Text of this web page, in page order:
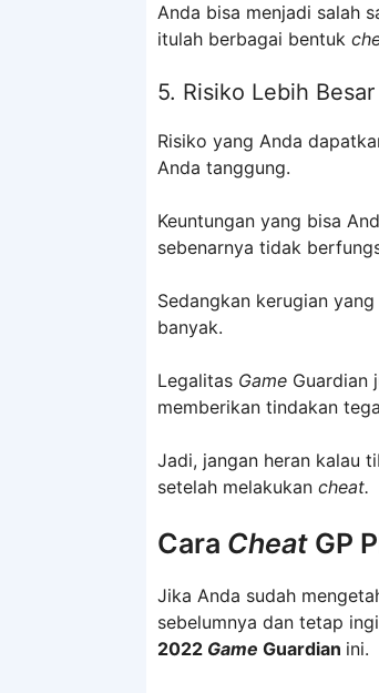
Anda bisa menjadi salah
itulah berbagai bentuk
5. Risiko Lebih
Risiko yang Anda
Anda tanggung.
Keuntungan yang bisa
sebenarnya tidak
Sedangkan kerugian
banyak.
Legalitas Game Guardian
memberikan tindakan
Jadi, jangan heran kalau
setelah melakukan cheat.
Cara Cheat GP
Jika Anda sudah
sebelumnya dan tetap
2022 Game Guardian ini.